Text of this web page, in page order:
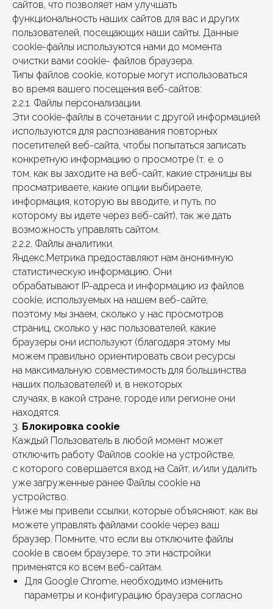
сайтов, что позволяет нам улучшать
функциональность наших сайтов для вас и других
пользователей, посещающих наши сайты. Данные
cookie-файлы используются нами до момента
очистки вами cookie- файлов браузера.
Типы файлов cookie, которые могут использоваться
во время вашего посещения веб-сайтов:
2.2.1. Файлы персонализации.
Эти cookie-файлы в сочетании с другой информацией
используются для распознавания повторных
посетителей веб-сайта, чтобы попытаться записать
конкретную информацию о просмотре (т. е. о
том, как вы заходите на веб-сайт, какие страницы вы
просматриваете, какие опции выбираете,
информация, которую вы вводите, и путь, по
которому вы идете через веб-сайт), так же дать
возможность управлять сайтом.
2.2.2. Файлы аналитики.
Яндекс.Метрика предоставляют нам анонимную
статистическую информацию. Они
обрабатывают IР-адреса и информацию из файлов
cookie, используемых на нашем веб-сайте,
поэтому мы знаем, сколько у нас просмотров
страниц, сколько у нас пользователей, какие
браузеры они используют (благодаря этому мы
можем правильно ориентировать свои ресурсы
на максимальную совместимость для большинства
наших пользователей) и, в некоторых
случаях, в какой стране, городе или регионе они
находятся.
3. Блокировка cookie
Каждый Пользователь в любой момент может
отключить работу Файлов cookie на устройстве,
с которого совершается вход на Сайт, и/или удалить
уже загруженные ранее Файлы cookie на
устройство.
Ниже мы привели ссылки, которые объясняют, как вы
можете управлять файлами cookie через ваш
браузер. Помните, что если вы отключите файлы
cookie в своем браузере, то эти настройки
применятся ко всем веб-сайтам.
Для Google Chrome, необходимо изменить
параметры и конфигурацию браузера согласно